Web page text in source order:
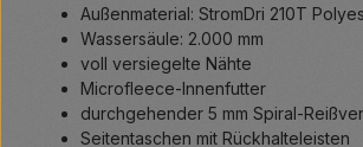
Außenmaterial: StromDri 210T
Wassersäule: 2.000 mm
voll versiegelte Nähte
Microfleece-Innenfutter
durchgehender 5 mm Spiral-
Seitentaschen mit Rückhalteleisten